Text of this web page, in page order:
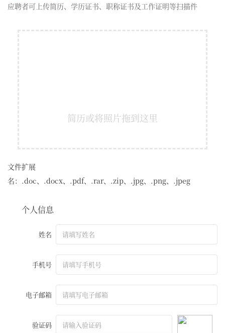
应聘者可上传简历、学历证书、职称证书及工作证明等扫描件
简历或将照片拖到这里
文件扩展
名：.doc、.docx、.pdf、.rar、.zip、.jpg、.png、.jpeg
个人信息
姓名
手机号
电子邮箱
验证码